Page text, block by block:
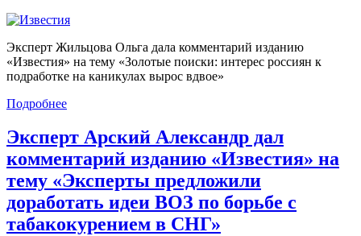
Эксперт Жильцова Ольга дала комментарий изданию
«Известия» на тему «Золотые поиски: интерес россиян к
подработке на каникулах вырос вдвое»
Подробнее
Эксперт Арский Александр дал
комментарий изданию «Известия» на
тему «Эксперты предложили
доработать идеи ВОЗ по борьбе с
табакокурением в СНГ»